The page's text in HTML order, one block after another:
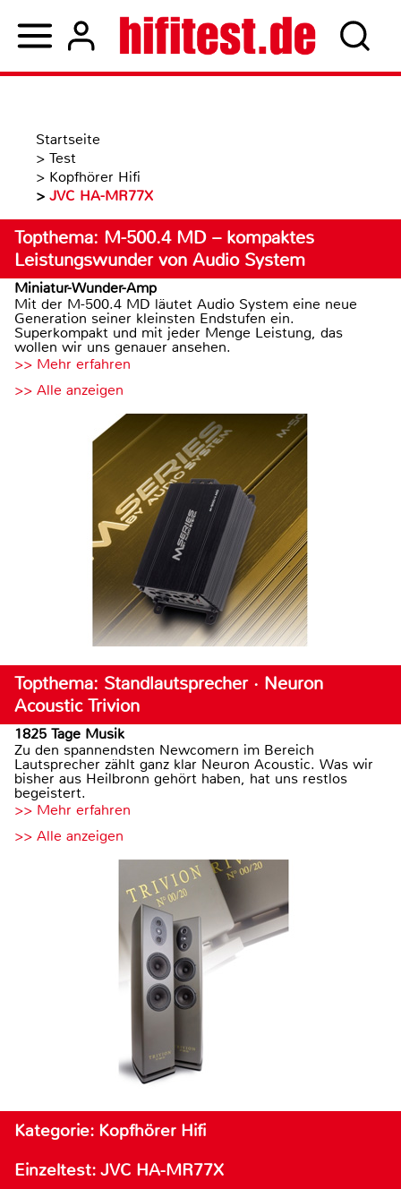
Startseite
> Test
> Kopfhörer Hifi
> JVC HA-MR77X
Topthema: M-500.4 MD – kompaktes
Leistungswunder von Audio System
Miniatur-Wunder-Amp
Mit der M-500.4 MD läutet Audio System eine neue
Generation seiner kleinsten Endstufen ein.
Superkompakt und mit jeder Menge Leistung, das
wollen wir uns genauer ansehen.
>> Mehr erfahren
>> Alle anzeigen
Topthema: Standlautsprecher · Neuron
Acoustic Trivion
1825 Tage Musik
Zu den spannendsten Newcomern im Bereich
Lautsprecher zählt ganz klar Neuron Acoustic. Was wir
bisher aus Heilbronn gehört haben, hat uns restlos
begeistert.
>> Mehr erfahren
>> Alle anzeigen
Kategorie: Kopfhörer Hifi
Einzeltest: JVC HA-MR77X